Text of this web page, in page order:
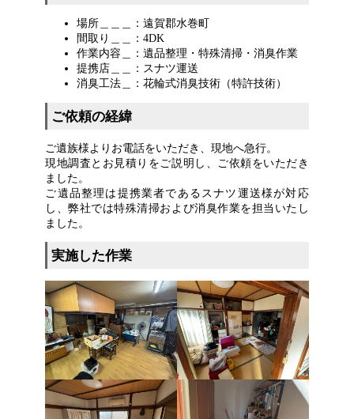
場所＿＿＿：遠賀郡水巻町
間取り＿＿：4DK
作業内容＿：遺品整理・特殊清掃・消臭作業
提携店＿＿：スナツ運送
消臭工法＿：花輪式消臭技術（特許技術）
ご依頼の経緯
ご遺族様よりお電話をいただき、現地へ急行。
現地調査とお見積りをご説明し、ご依頼をいただき
ました。
ご遺品整理は提携業者であるスナツ運送様が対応
し、弊社では特殊清掃および消臭作業を担当いたし
ました。
実施した作業